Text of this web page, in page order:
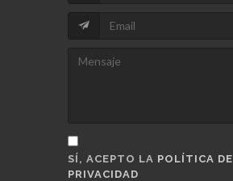
SÍ, ACEPTO LA POLÍTICA DE
PRIVACIDAD